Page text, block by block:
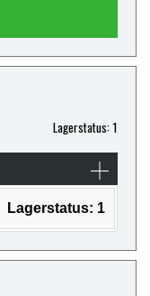
Lagerstatus: 1
Lagerstatus: 1